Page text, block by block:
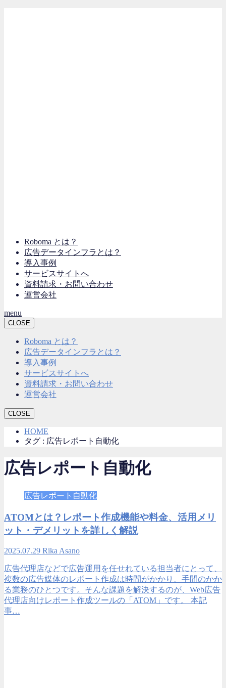
Roboma とは？
広告データインフラとは？
導入事例
サービスサイトへ
資料請求・お問い合わせ
運営会社
menu
CLOSE
Roboma とは？
広告データインフラとは？
導入事例
サービスサイトへ
資料請求・お問い合わせ
運営会社
CLOSE
HOME
タグ : 広告レポート自動化
広告レポート自動化
広告レポート自動化
ATOMとは？レポート作成機能や料金、活用メリ
ット・デメリットを詳しく解説
2025.07.29 Rika Asano
広告代理店などで広告運用を任せれている担当者にとって、
複数の広告媒体のレポート作成は時間がかかり、手間のかか
る業務のひとつです。そんな課題を解決するのが、Web広告
代理店向けレポート作成ツールの「ATOM」です。 本記
事…